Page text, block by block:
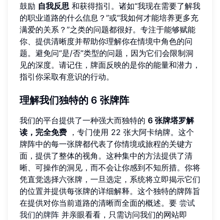
鼓励 自我反思 和获得指引。诸如“我现在需要了解我
的职业道路的什么信息？”或“我如何才能培养更多充
满爱的关系？”之类的问题都很好。专注于能够赋能
你、提供清晰度并帮助你理解你在情境中角色的问
题。避免问“是/否”类型的问题，因为它们会限制洞
见的深度。请记住，牌面反映的是你的能量和潜力，
指引你采取有意识的行动。
理解我们独特的 6 张牌阵
我们的平台提供了一种强大而独特的 6 张牌塔罗解
读，完全免费 ，专门使用 22 张大阿卡纳牌。这个
牌阵中的每一张牌都代表了你情境或旅程的关键方
面，提供了整体的视角。这种集中的方法提供了清
晰、可操作的洞见，而不会让你感到不知所措。你将
凭直觉选择六张牌，一旦选定，系统将立即揭示它们
的位置并提供每张牌的详细解释。这个独特的牌阵旨
在提供对你当前道路的清晰而全面的概述。要 尝试
我们的牌阵 并亲眼看看，只需访问我们的网站即